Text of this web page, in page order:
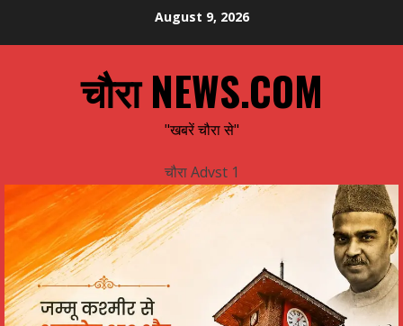
August 9, 2026
चौरा NEWS.COM
"खबरें चौरा से"
चौरा Advst 1